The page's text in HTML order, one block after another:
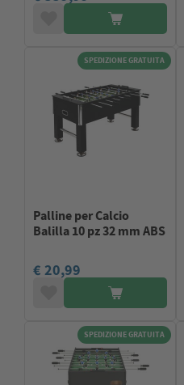
SPEDIZIONE GRATUITA
Palline per Calcio
Balilla 10 pz 32 mm ABS
€ 20,99
SPEDIZIONE GRATUITA